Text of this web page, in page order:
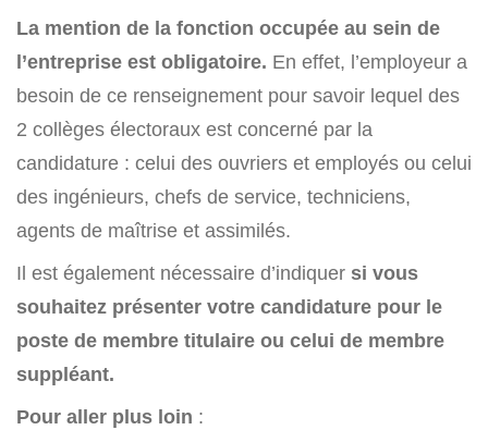
La mention de la fonction occupée au sein de
l’entreprise est obligatoire. En effet, l’employeur a
besoin de ce renseignement pour savoir lequel des
2 collèges électoraux est concerné par la
candidature : celui des ouvriers et employés ou celui
des ingénieurs, chefs de service, techniciens,
agents de maîtrise et assimilés.
Il est également nécessaire d’indiquer si vous
souhaitez présenter votre candidature pour le
poste de membre titulaire ou celui de membre
suppléant.
Pour aller plus loin :